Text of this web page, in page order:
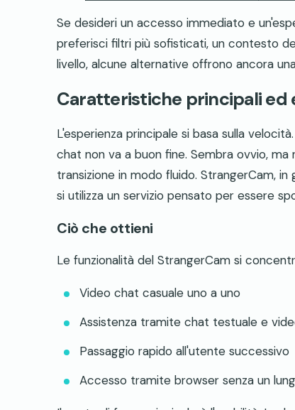
Se desideri un accesso immediato e
preferisci filtri più sofisticati, un contesto
livello, alcune alternative offrono ancora
Caratteristiche principali ed
L'esperienza principale si basa sulla
chat non va a buon fine. Sembra ovvio,
transizione in modo fluido. StrangerCam,
si utilizza un servizio pensato per essere
Ciò che ottieni
Le funzionalità del StrangerCam si
Video chat casuale uno a uno
Assistenza tramite chat testuale e
Passaggio rapido all'utente successivo
Accesso tramite browser senza un